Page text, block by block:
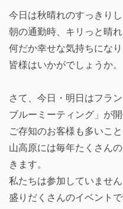
今日は秋晴れのすっきり
朝の通勤時、キリっと晴
何だか幸せな気持ちになり
皆様はいかがでしょうか。
さて、今日・明日はフラ
ブルーミーティング」が開
ご存知のお客様も多いこ
山高原には毎年たくさん
きます。
私たちは参加していませ
盛りだくさんのイベントで